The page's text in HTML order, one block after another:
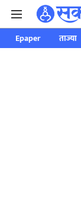
Epaper ताज्या